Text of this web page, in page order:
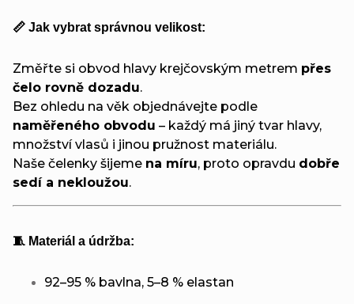
📏 Jak vybrat správnou velikost:
Změřte si obvod hlavy krejčovským metrem přes
čelo rovně dozadu.
Bez ohledu na věk objednávejte podle
naměřeného obvodu – každý má jiný tvar hlavy,
množství vlasů i jinou pružnost materiálu.
Naše čelenky šijeme na míru, proto opravdu dobře
sedí a nekloužou.
🧵 Materiál a údržba:
92–95 % bavlna, 5–8 % elastan